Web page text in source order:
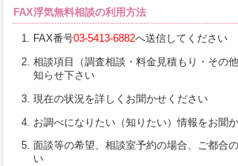
FAX浮気無料相談の利用方法
FAX番号03-5413-6882へ送信してください
相談項目（調査相談・料金見積もり・その
知らせ下さい
現在の状況を詳しくお聞かせください
お調べになりたい（知りたい）情報をお聞
面談等の希望、相談室予約の場合、ご都合
い